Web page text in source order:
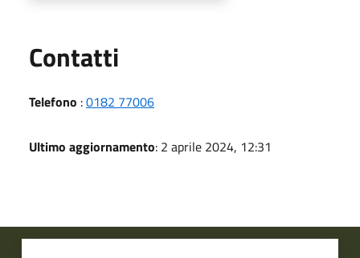
Contatti
Telefono :0182 77006
Ultimo aggiornamento: 2 aprile 2024, 12:31